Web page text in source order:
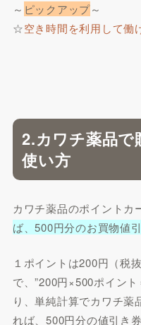
～ ピックアップ～
☆空き時間を利用して働
2.カワチ薬品
使い方
カワチ薬品のポイントカ
ば、500円分のお買物値
１ポイントは200円（税
で、”200円×500ポイン
り、単純計算でカワチ薬
れば、500円分の値引き